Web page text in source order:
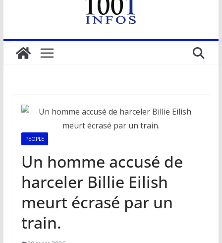
PEOPLE
Un homme accusé de
harceler Billie Eilish
meurt écrasé par un
train.